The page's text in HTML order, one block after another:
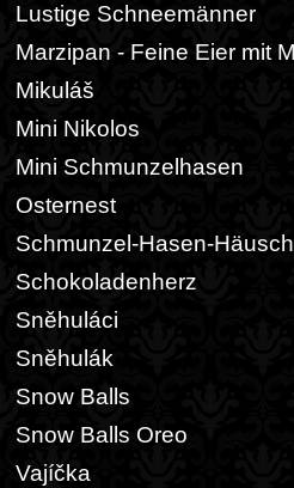
Lustige Schneemänner
Marzipan - Feine Eier mit
Mikuláš
Mini Nikolos
Mini Schmunzelhasen
Osternest
Schmunzel-Hasen-
Schokoladenherz
Sněhuláci
Sněhulák
Snow Balls
Snow Balls Oreo
Vajíčka